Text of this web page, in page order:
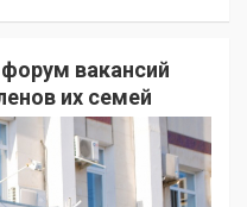
вакансий
их семей